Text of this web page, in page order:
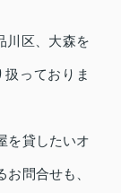
川区、大森を
っておりま
を貸したいオ
問合せも、